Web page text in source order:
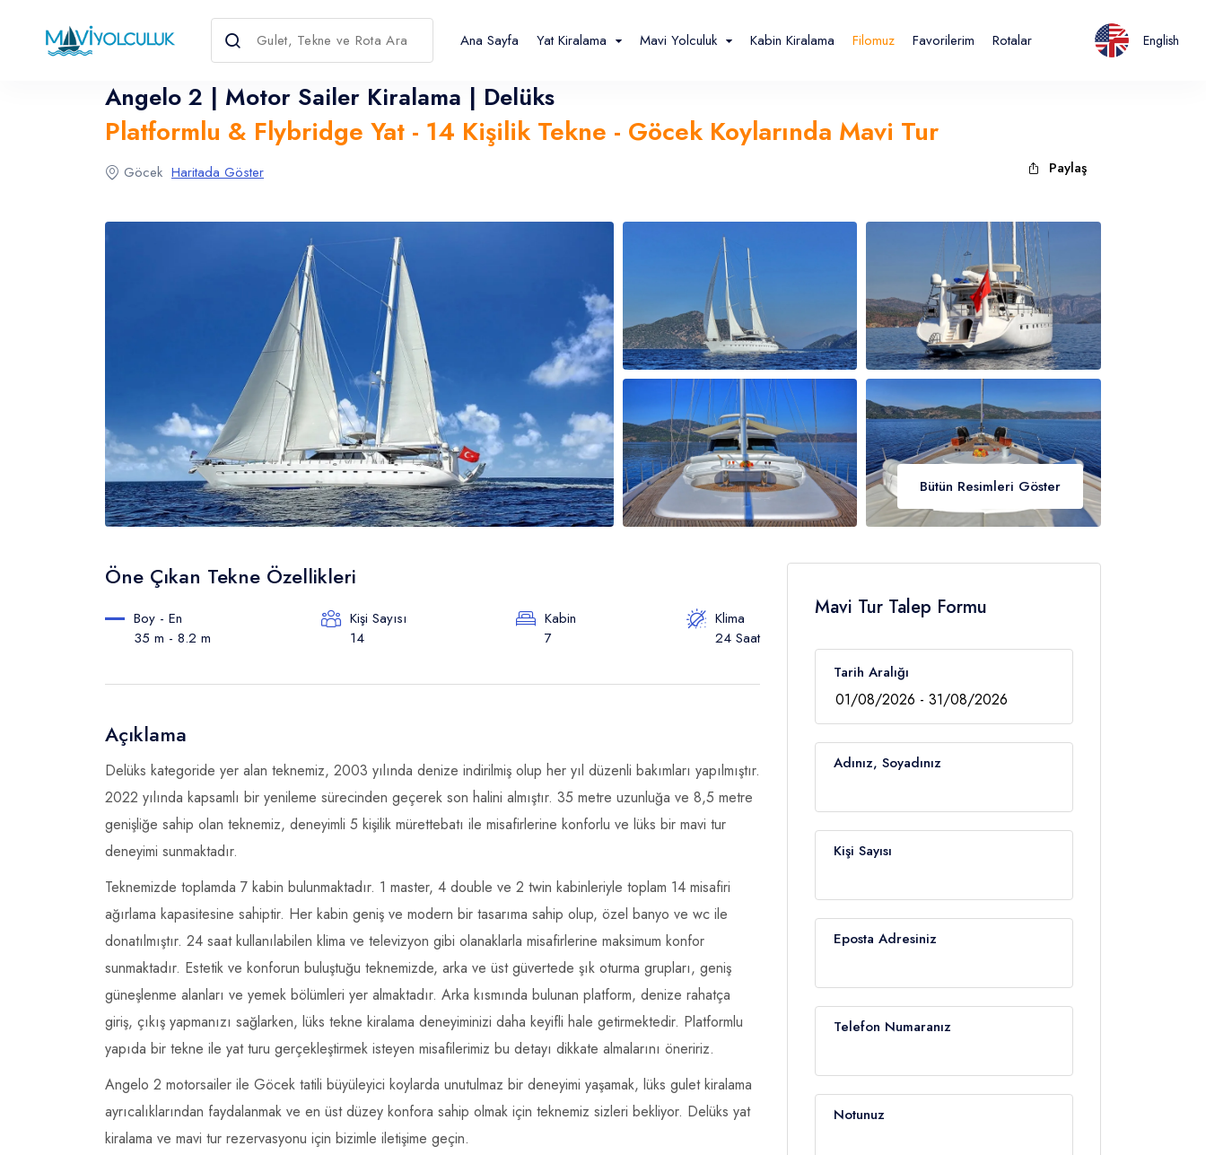
Ana Sayfa Yat Kiralama Mavi Yolculuk Kabin Kiralama Filomuz Favorilerim Rotalar English
Angelo 2 | Motor Sailer Kiralama | Delüks
Platformlu & Flybridge Yat - 14 Kişilik Tekne - Göcek Koylarında Mavi Tur
Göcek Haritada Göster Paylaş
Bütün Resimleri Göster
Öne Çıkan Tekne Özellikleri
Boy - En
35 m - 8.2 m
Kişi Sayısı
14
Kabin
7
Klima
24 Saat
Açıklama
Delüks kategoride yer alan teknemiz, 2003 yılında denize indirilmiş olup her yıl düzenli bakımları yapılmıştır.
2022 yılında kapsamlı bir yenileme sürecinden geçerek son halini almıştır. 35 metre uzunluğa ve 8,5 metre
genişliğe sahip olan teknemiz, deneyimli 5 kişilik mürettebatı ile misafirlerine konforlu ve lüks bir mavi tur
deneyimi sunmaktadır.
Teknemizde toplamda 7 kabin bulunmaktadır. 1 master, 4 double ve 2 twin kabinleriyle toplam 14 misafiri
ağırlama kapasitesine sahiptir. Her kabin geniş ve modern bir tasarıma sahip olup, özel banyo ve wc ile
donatılmıştır. 24 saat kullanılabilen klima ve televizyon gibi olanaklarla misafirlerine maksimum konfor
sunmaktadır. Estetik ve konforun buluştuğu teknemizde, arka ve üst güvertede şık oturma grupları, geniş
güneşlenme alanları ve yemek bölümleri yer almaktadır. Arka kısmında bulunan platform, denize rahatça
giriş, çıkış yapmanızı sağlarken, lüks tekne kiralama deneyiminizi daha keyifli hale getirmektedir. Platformlu
yapıda bir tekne ile yat turu gerçekleştirmek isteyen misafilerimiz bu detayı dikkate almalarını öneririz.
Angelo 2 motorsailer ile Göcek tatili büyüleyici koylarda unutulmaz bir deneyimi yaşamak, lüks gulet kiralama
ayrıcalıklarından faydalanmak ve en üst düzey konfora sahip olmak için teknemiz sizleri bekliyor. Delüks yat
kiralama ve mavi tur rezervasyonu için bizimle iletişime geçin.
Mavi Tur Talep Formu
Tarih Aralığı
Adınız, Soyadınız
Kişi Sayısı
Eposta Adresiniz
Telefon Numaranız
Notunuz
Dil Seçin
English Türkçe Español Français Italiano
Para Birimini Seçin
USD- $ EURO- € TL- ₺